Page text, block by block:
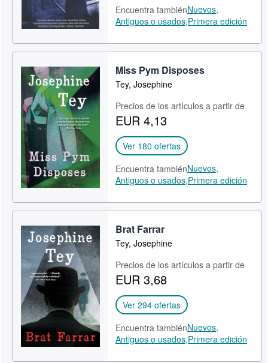
Encuentra tambiénNuevos,
Antiguos o usados,Primera edición
Miss Pym Disposes
Tey, Josephine
Precios de los artículos a partir de
EUR 4,13
Ver 180 ofertas
Encuentra tambiénNuevos,
Antiguos o usados,Primera edición
Brat Farrar
Tey, Josephine
Precios de los artículos a partir de
EUR 3,68
Ver 294 ofertas
Encuentra tambiénNuevos,
Antiguos o usados,Primera edición